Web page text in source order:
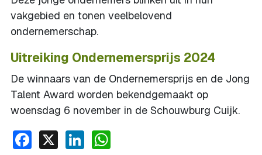
vakgebied en tonen veelbelovend
ondernemerschap.
Uitreiking Ondernemersprijs 2024
De winnaars van de Ondernemersprijs en de Jong
Talent Award worden bekendgemaakt op
woensdag 6 november in de Schouwburg Cuijk.
Facebook
X LinkedIn